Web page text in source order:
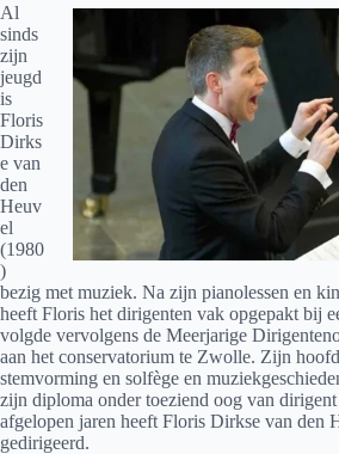
Al
sinds
zijn
jeugd
is
Floris
Dirks
e van
den
Heuv
el
(1980
)
bezig met muziek. Na zijn pianolessen en
heeft Floris het dirigenten vak opgepakt bij
volgde vervolgens de Meerjarige
aan het conservatorium te Zwolle. Zijn
stemvorming en solfège en
zijn diploma onder toeziend oog van
afgelopen jaren heeft Floris Dirkse van den
gedirigeerd.